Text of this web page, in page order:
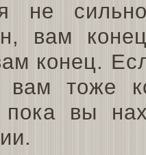
не
вам
конец.
вам тоже
пока вы